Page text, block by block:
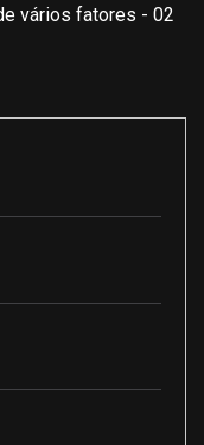
vários fatores - 02